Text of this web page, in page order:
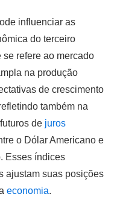
influenciar as
do terceiro
refere ao mercado
na produção
de crescimento
também na
de juros
o Dólar Americano e
Esses índices
ajustam suas posições
economia.